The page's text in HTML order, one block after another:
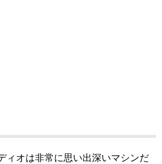
ィオは非常に思い出深いマシンだ